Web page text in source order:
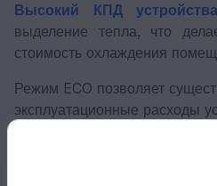
Высокий КПД
выделение тепла, что
стоимость охлаждения
Режим ECO позволяет
эксплуатационные расходы